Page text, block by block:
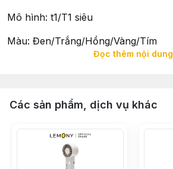
Mô hình: t1/T1 siêu
Màu: Đen/Trắng/Hồng/Vàng/Tím
Tuổi thọ pin: 3-15 giờ
Bánh răng: 199 bánh răng
Phương pháp sạc: Loại-C
Đọc thêm nội dung
Các sản phẩm, dịch vụ khác